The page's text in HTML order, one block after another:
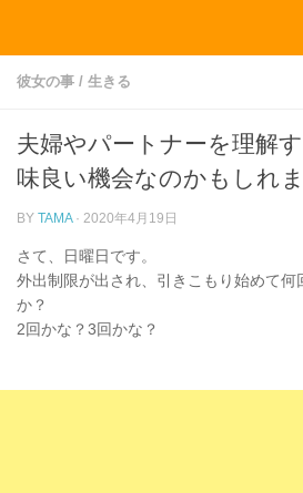
彼女の事 / 生きる
夫婦やパートナーを理解
味良い機会なのかもしれま
BY TAMA · 2020年4月19日
さて、日曜日です。
外出制限が出され、引きこもり始めて何
か？
2回かな？3回かな？